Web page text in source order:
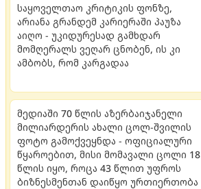
საყოველთაო კრიტიკის ფონზე,
არიანა გრანდემ კარიერაში პაუზა
აიღო - უკიდურესად გამხდარ
მომღერალს ვეღარ ცნობენ, ის კი
ამბობს, რომ კარგადაა
მედიაში 70 წლის აზერბაიჯანელი
მილიარდერის ახალი ცოლ-შვილის
ფოტო გამოქვეყნდა - ოფიციალური
წყაროებით, მისი მომავალი ცოლი 18
წლის იყო, როცა 43 წლით უფროს
ბიზნესმენთან დაიწყო ურთიერთობა